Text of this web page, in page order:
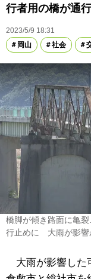
行者用の橋が通
2023/5/9 18:31
岡山
社会
橋脚が傾き路面に亀
行止めに 大雨が影
大雨が影響した